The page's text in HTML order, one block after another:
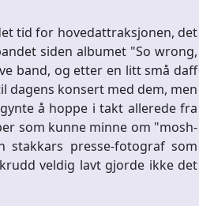
tid for hovedattraksjonen, det
siden albumet "So wrong,
band, og etter en litt små daff
dagens konsert med dem, men
å hoppe i takt allerede fra
som kunne minne om "mosh-
stakkars presse-fotograf som
veldig lavt gjorde ikke det